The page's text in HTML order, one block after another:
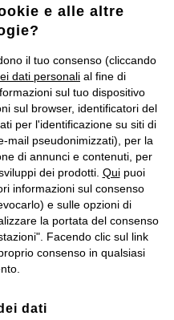
le spese di spedizione e i
Accessibilità
Gestione dei cookie
Diritto di recesso
i diritti riservati.
legale: via Adua 33 - 13855
01939830020, Reg. Imprese di
BI - 171345, N. Reg. Pile:
IT08020000002105 Capitale
soggetta all'attività di direzione
-Verwaltungsgesellschaft
e alle altre
il tuo consenso (cliccando
dati personali al fine di
sul tuo dispositivo
sul browser, identificatori del
per l'identificazione su siti di
mail pseudonimizzati), per la
di annunci e contenuti, per
dei prodotti. Quipuoi
informazioni sul consenso
e sulle opzioni di
la portata del consenso
Facendo clic sul link
consenso in qualsiasi
dati